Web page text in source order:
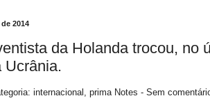
2014
da Holanda trocou, no
Ucrânia.
internacional, prima Notes - Sem